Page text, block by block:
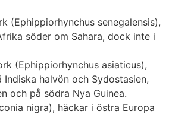
(Ephippiorhynchus senegalensis),
söder om Sahara, dock inte i
(Ephippiorhynchus asiaticus),
halvön och Sydostasien,
och på södra Nya Guinea.
nigra), häckar i östra Europa